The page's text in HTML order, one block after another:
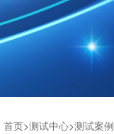
首页>测试中心>测试案例